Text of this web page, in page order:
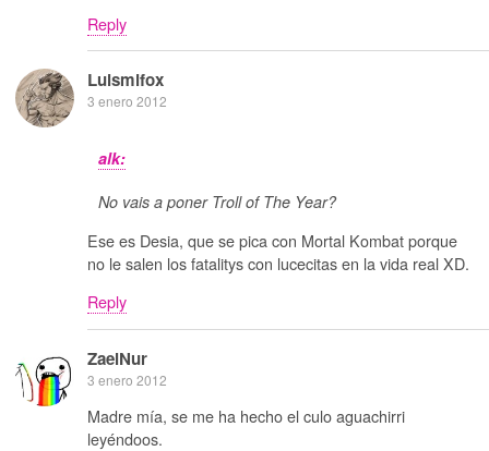
Reply
Luismifox
3 enero 2012
alk:
No vais a poner Troll of The Year?
Ese es Desia, que se pica con Mortal Kombat porque
no le salen los fatalitys con lucecitas en la vida real XD.
Reply
ZaelNur
3 enero 2012
Madre mía, se me ha hecho el culo aguachirri
leyéndoos.